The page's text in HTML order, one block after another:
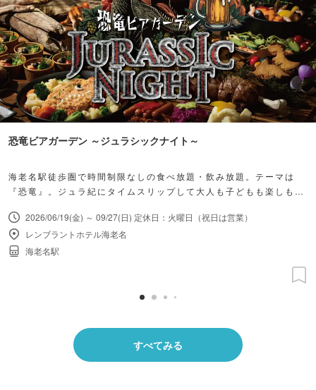
恐竜ビアガーデン ～ジュラシックナイト～
海老名駅徒歩圏で時間制限なしの食べ放題・飲み放題。テーマは
『恐竜』。ジュラ紀にタイムスリップして大人も子どもも楽しも
2026/06/19(金) ～ 09/27(日) 定休日：火曜日（祝日は営業）
レンブラントホテル海老名
海老名駅
すべてみる